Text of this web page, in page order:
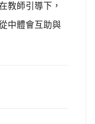
教師引導下，
中體會互助與